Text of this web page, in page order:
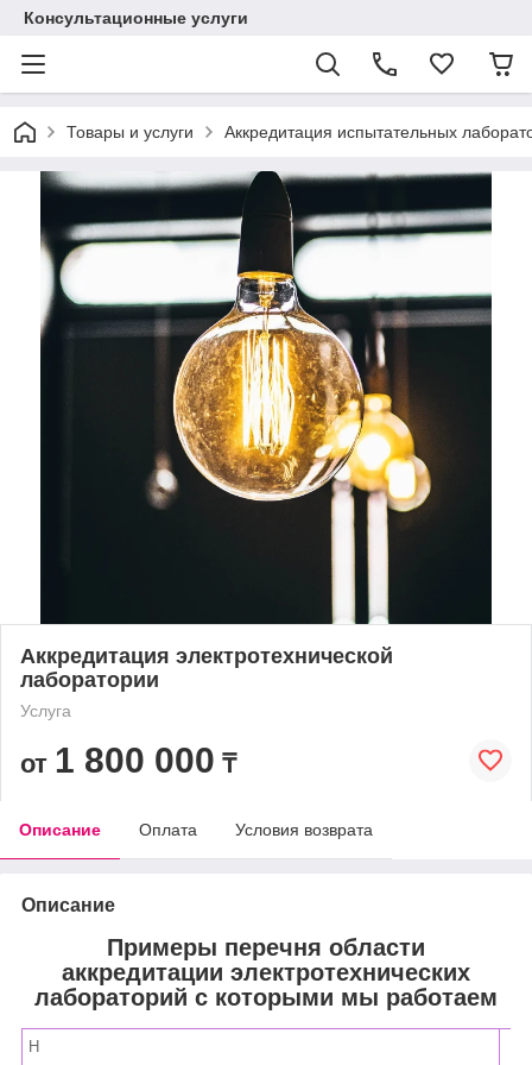
Консультационные услуги
Товары и услуги Аккредитация испытательных
Аккредитация электротехнической
лаборатории
Услуга
от 1 800 000 ₸
Описание Оплата Условия возврата
Описание
Примеры перечня области
аккредитации электротехнических
лабораторий с которыми мы работаем
Н